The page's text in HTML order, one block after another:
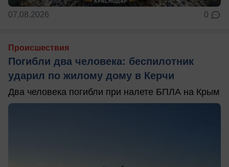
07.08.2026 0
Происшествия
Погибли два человека: беспилотник
ударил по жилому дому в Керчи
Два человека погибли при налете БПЛА на Крым